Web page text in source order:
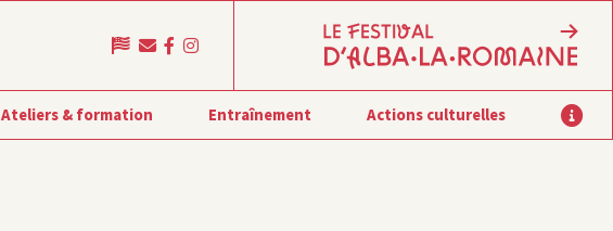
Ateliers & formation Entraînement Actions culturelles